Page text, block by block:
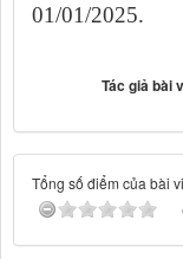
01/01/2025.
Tác giả bài
Tổng số điểm của bài